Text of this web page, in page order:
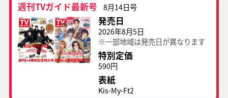
週刊TVガイド最新号 8月14日号
発売日
2026年8月5日
※一部地域は発売日が異なります
特別定価
590円
表紙
Kis-My-Ft2